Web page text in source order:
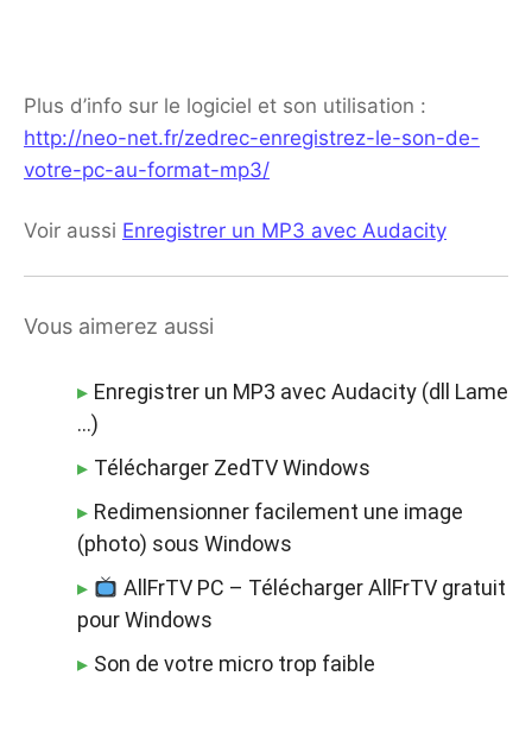
Plus d’info sur le logiciel et son utilisation :
http://neo-net.fr/zedrec-enregistrez-le-son-de-
votre-pc-au-format-mp3/
Voir aussi Enregistrer un MP3 avec Audacity
Vous aimerez aussi
Enregistrer un MP3 avec Audacity (dll Lame
…)
Télécharger ZedTV Windows
Redimensionner facilement une image
(photo) sous Windows
AllFrTV PC – Télécharger AllFrTV gratuit
pour Windows
Son de votre micro trop faible